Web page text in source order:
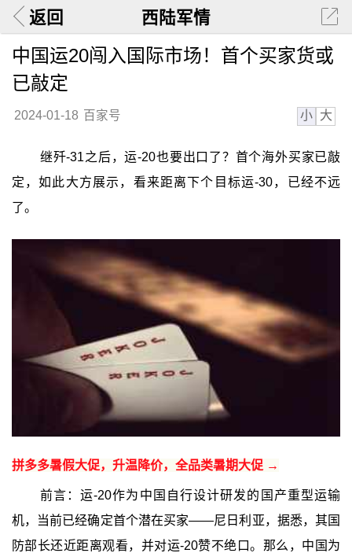
返回 西陆军情
中国运20闯入国际市场！首个买家货或
已敲定
2024-01-18 百家号 小 大
继歼-31之后，运-20也要出口了？首个海外买家已敲
定，如此大方展示，看来距离下个目标运-30，已经不远
了。
拼多多暑假大促，升温降价，全品类暑期大促 →
前言：运-20作为中国自行设计研发的国产重型运输
机，当前已经确定首个潜在买家——尼日利亚，据悉，其国
防部长还近距离观看，并对运-20赞不绝口。那么，中国为